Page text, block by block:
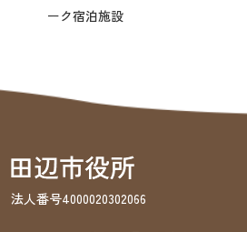
ーク宿泊施設
法人番号4000020302066